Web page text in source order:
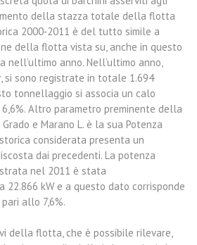
della stazza totale della flotta
2000‐2011 è del tutto simile a
della flotta vista su, anche in questo
nell’ultimo anno. Nell’ultimo anno,
, si sono registrate in totale 1.694
tonnellaggio si associa un calo
Altro parametro preminente della
e Marano L. è la sua Potenza
considerata presenta un
dai precedenti. La potenza
nel 2011 è stata
22.866 kW e a questo dato corrisponde
allo 7,6%.
della flotta, che è possibile rilevare,